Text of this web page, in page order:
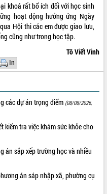
khoá rất bổ ích đối với học sinh
hoạt động hưởng ứng Ngày
Hội thi các em được giao lưu,
cũng như trong học tập.
Tô Viết Vinh
In
các dự án trọng điểm (08/08/2026,
kiểm tra việc khám sức khỏe cho
án sắp xếp trường học và nhiều
án sáp nhập xã, phường cụ